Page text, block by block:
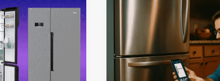
ومميزات